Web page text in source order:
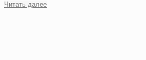
Читать далее